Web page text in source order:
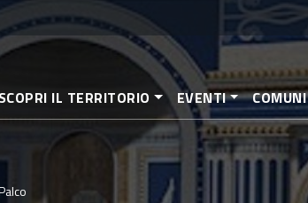
Aller
au
contenu
principal
SCOPRI IL TERRITORIO EVENTI COMUNI